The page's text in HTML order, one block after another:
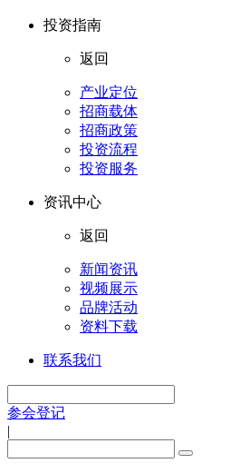
投资指南
返回
产业定位
招商载体
招商政策
投资流程
投资服务
资讯中心
返回
新闻资讯
视频展示
品牌活动
资料下载
联系我们
参会登记
|